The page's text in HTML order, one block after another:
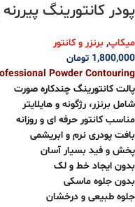
پودر کانتورینگ‌
میکاپ, برنزر و کانتور
1,800,000 تومان
Powder Contouring
پالت کانتورینگ چندکاره صورت
شامل برنزر، رژگونه و هایلایتر
مناسب کانتور حرفه ای و روزانه
بافت پودری نرم و ابریشمی
پخش و فید بسیار آسان
بدون ایجاد خط و لک
بدون جلوه ماسکی
جلوه طبیعی و درخشان